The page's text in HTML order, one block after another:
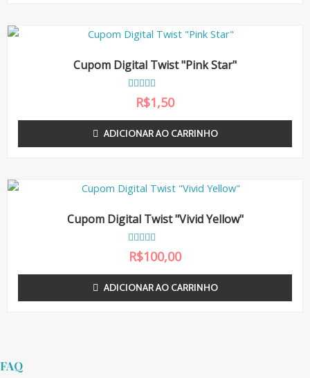
0
d
5
Cupom Digital Twist "Pink Star"
i
a
0
d
5
R$1,50
ADICIONAR AO CARRINHO
Cupom Digital Twist "Vivid Yellow"
A
v
i
a
R$100,00
ADICIONAR AO CARRINHO
FAQ